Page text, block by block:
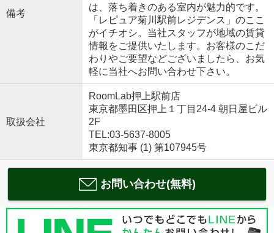
備考
は、落ち着きのある室内が魅力的です。
「レピュア菊川駅前レジデンス」のここ
がイチオシ。当社スタッフが地域の賃貸
情報をご提供いたします。お客様のこだ
わりやご要望などございましたら、お気
軽に当社へお問い合わせ下さい。
取扱会社
RoomLab押上駅前店
東京都墨田区押上１丁目24-4 朝日屋ビル
2F
TEL:03-5637-8005
東京都知事 (1) 第107945号
お問い合わせ(無料)